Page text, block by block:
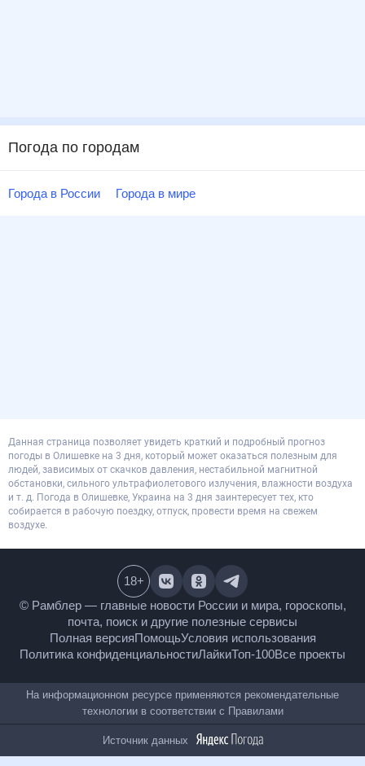
Погода по городам
Города в России Города в мире
Данная страница позволяет увидеть краткий и подробный прогноз
погоды в Олишевке на 3 дня, который может оказаться полезным для
людей, зависимых от скачков давления, нестабильной магнитной
обстановки, сильного ультрафиолетового излучения, влажности воздуха
и т. д. Погода в Олишевке, Украина на 3 дня заинтересует тех, кто
собирается в рабочую поездку, отпуск, провести время на свежем
воздухе.
© Рамблер — главные новости России и мира,
гороскопы, почта, поиск и другие полезные сервисы
Полная версияПомощьУсловия использования
Политика конфиденциальностиЛайкиТоп-100
18+
На информационном ресурсе применяются
рекомендательные технологии в соответствии сПравилами
Источник данных